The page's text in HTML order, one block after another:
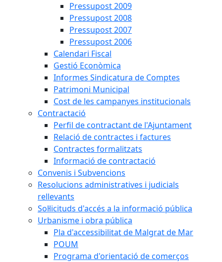
Pressupost 2009
Pressupost 2008
Pressupost 2007
Pressupost 2006
Calendari Fiscal
Gestió Econòmica
Informes Sindicatura de Comptes
Patrimoni Municipal
Cost de les campanyes institucionals
Contractació
Perfil de contractant de l'Ajuntament
Relació de contractes i factures
Contractes formalitzats
Informació de contractació
Convenis i Subvencions
Resolucions administratives i judicials
rellevants
Sol·licituds d'accés a la informació pública
Urbanisme i obra pública
Pla d'accessibilitat de Malgrat de Mar
POUM
Programa d'orientació de comerços